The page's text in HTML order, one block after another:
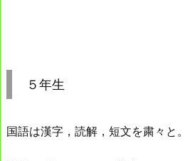
５年生
国語は漢字，読解，短文を粛々と。